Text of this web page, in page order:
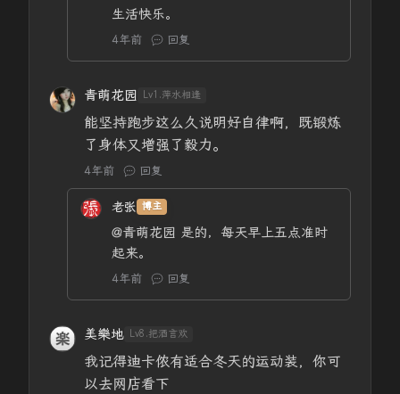
生活快乐。
4年前 回复
青萌花园 Lv1.萍水相逢
能坚持跑步这么久说明好自律啊，既锻炼
了身体又增强了毅力。
4年前 回复
老张 博主
@青萌花园 是的，每天早上五点准时
起来。
4年前 回复
美樂地 Lv8.把酒言欢
我记得迪卡侬有适合冬天的运动装，你可
以去网店看下